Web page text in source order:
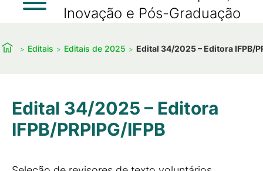
Inovação e Pós-Graduação
Editais Editais de 2025 Edital 34/2025 – Editora IFPB/
Edital 34/2025 – Editora
IFPB/PRPIPG/IFPB